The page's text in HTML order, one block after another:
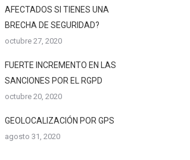
AFECTADOS SI TIENES UNA
BRECHA DE SEGURIDAD?
octubre 27, 2020
FUERTE INCREMENTO EN LAS
SANCIONES POR EL RGPD
octubre 20, 2020
GEOLOCALIZACIÓN POR GPS
agosto 31, 2020